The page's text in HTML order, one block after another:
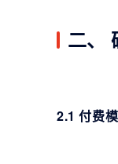
二、
2.1 付费